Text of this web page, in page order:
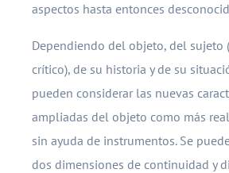
aspectos hasta entonces
Dependiendo del objeto, del sujeto
crítico), de su historia y de su
pueden considerar las nuevas
ampliadas del objeto como más
sin ayuda de instrumentos. Se
dos dimensiones de continuidad y